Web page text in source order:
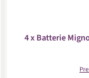
4 x Batterie